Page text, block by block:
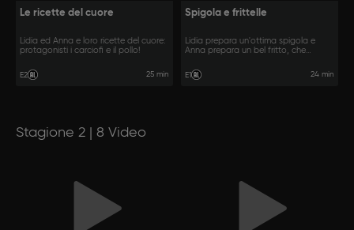
Le ricette del cuore
Lidia ed Anna e loro ricette del cuore:
protagonisti i carciofi e il pollo!
E2 25 min
Spigola e frittelle
Lidia prepara un'ottima spigola e
Anna prepara un bel fritto, che
E1 24 min
Stagione 2 | 8 Video